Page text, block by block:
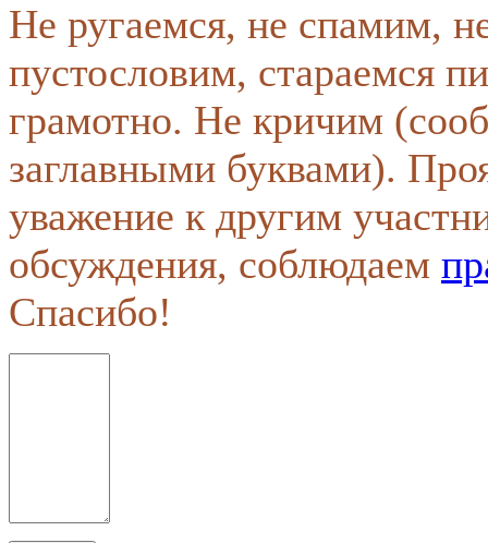
Не ругаемся, не спамим,
пустословим, стараемся
грамотно. Не кричим
заглавными буквами).
уважение к другим
обсуждения, соблюдаем
Спасибо!